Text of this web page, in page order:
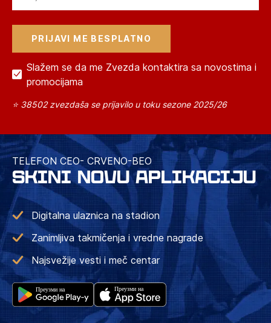
Slažem se da me Zvezda kontaktira sa novostima i
promocijama
⭐ 38502 zvezdaša se prijavilo u toku sezone 2025/26
TELEFON CEO- CRVENO-BEO
SKINI NOVU APLIKACIJU
Digitalna ulaznica na stadion
Zanimljiva takmičenja i vredne nagrade
Najsvežije vesti i meč centar